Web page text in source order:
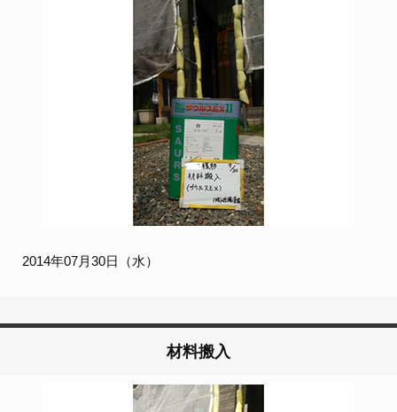
2014年07月30日（水）
材料搬入